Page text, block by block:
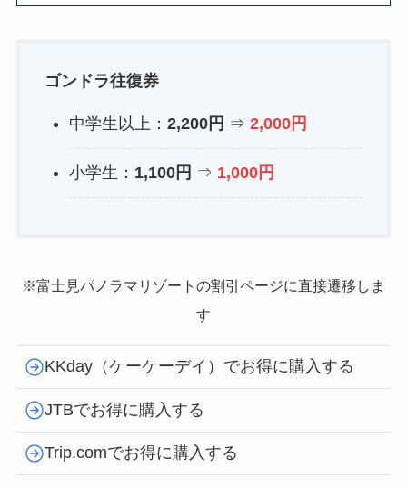
ゴンドラ往復券
中学生以上： 2,200円 ⇒ 2,000円
小学生： 1,100円 ⇒ 1,000円
※富士見パノラマリゾートの割引ページに直接遷移しま
す
KKday（ケーケーデイ）でお得に購入する
JTBでお得に購入する
Trip.comでお得に購入する